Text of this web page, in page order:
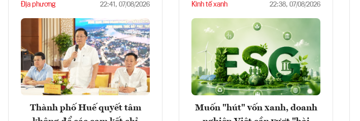
Địa phương 22:41, 07/08/2026
Thành phố Huế quyết tâm
Kinh tế xanh 22:38, 07/08/2026
Muốn "hút" vốn xanh, doanh